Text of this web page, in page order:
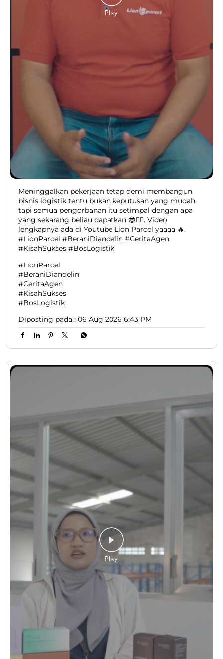
Meninggalkan pekerjaan tetap demi membangun
bisnis logistik tentu bukan keputusan yang mudah,
tapi semua pengorbanan itu setimpal dengan apa
yang sekarang beliau dapatkan 😎👍🏻. Video
lengkapnya ada di Youtube Lion Parcel yaaaa 🔥.
#LionParcel #BeraniDiandelin #CeritaAgen
#KisahSukses #BosLogistik
#LionParcel
#BeraniDiandelin
#CeritaAgen
#KisahSukses
#BosLogistik
Diposting pada : 06 Aug 2026 6:43 PM